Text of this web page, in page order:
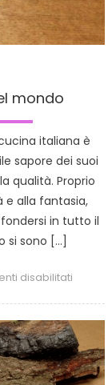
mondo
italiana è
sapore dei suoi
qualità. Proprio
e alla fantasia,
in tutto il
si sono […]
disabilitatisu
i
falsi
miti